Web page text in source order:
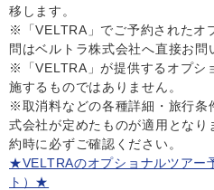
移します。
※「VELTRA」でご予約されたオ
問はベルトラ株式会社へ直接お問
※「VELTRA」が提供するオプシ
施するものではありません。
※取消料などの各種詳細・旅行条
式会社が定めたものが適用とな
約時に必ずご確認ください。
★VELTRAのオプショナルツアー
ト）★